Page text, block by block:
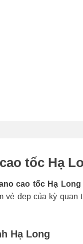
tốc Hạ
cao tốc Hạ Long
vẻ đẹp của kỳ quan
Hạ Long